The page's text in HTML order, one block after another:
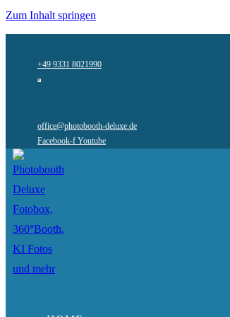
Zum Inhalt springen
+49 9331 8021990
office@photobooth-deluxe.de
Facebook-f Youtube